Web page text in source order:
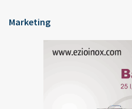
Marketing